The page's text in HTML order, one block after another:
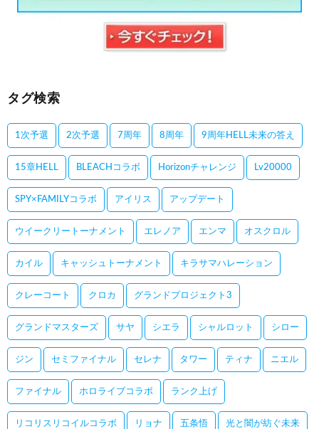
タグ検索
1次予選 2次予選 7周年 8周年 9周年HELL未来の答え
15章HELL BLEACHコラボ Horizonチャレンジ Lv20000
SPY×FAMILYコラボ アイリス アップデート
ウイークリートーナメント エレノア エンマ オスクロル
カイル キャッシュトーナメント キラサマハレーション
クレーコート クロカ グランドプロジェクト3
グランドマスターズ サヤ シエラ シャルロット シロー
ジン セミファイナル セレナ タワー ティナ ニエル
ファイナル ホロライブコラボ ランク上げ
リコリスリコイルコラボ リョナ 五条悟 光と闇が紡ぐ未来